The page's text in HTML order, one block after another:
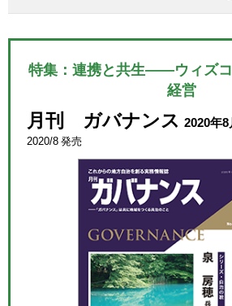
特集：連携と共生――ウィズ
経営
月刊 ガバナンス 2020年
2020/8 発売